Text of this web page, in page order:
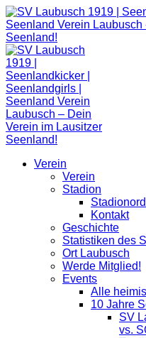
Zum
Inhalt
springen
Verein
Verein
Stadion
Kontakt
Geschichte
Statistiken des
Ort Laubusch
Werde Mitglied!
Events
Alle
10 Jahre
SV
vs.